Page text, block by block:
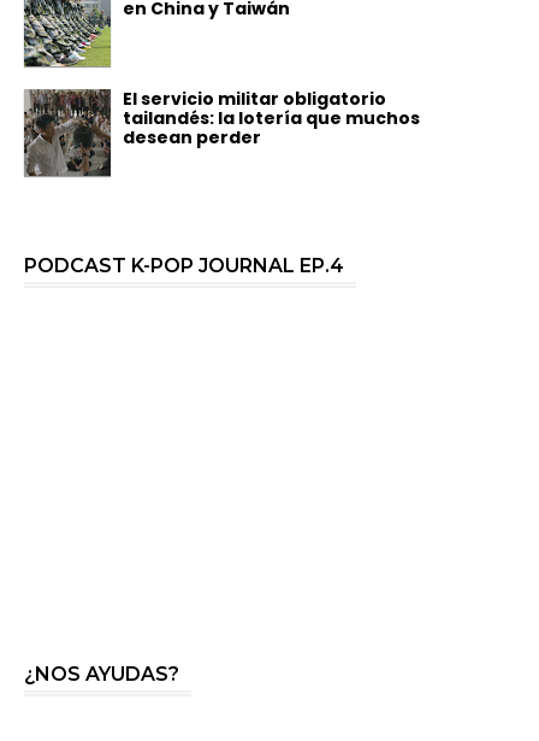
en China y Taiwán
El servicio militar obligatorio
tailandés: la lotería que muchos
desean perder
PODCAST K-POP JOURNAL EP.4
¿NOS AYUDAS?